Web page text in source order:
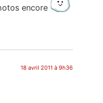
encore
18 avril 2011 à 9h36